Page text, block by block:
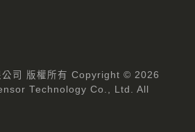
公司 版權所有 Copyright © 2026
Technology Co., Ltd. All